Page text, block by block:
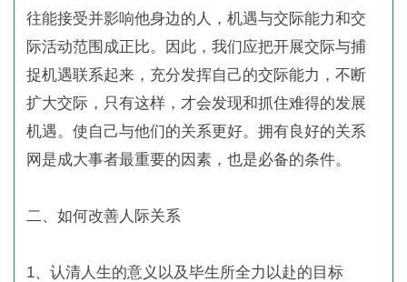
往能接受并影响他身边的人，机遇与交际能力和交
际活动范围成正比。因此，我们应把开展交际与捕
捉机遇联系起来，充分发挥自己的交际能力，不断
扩大交际，只有这样，才会发现和抓住难得的发展
机遇。使自己与他们的关系更好。拥有良好的关系
网是成大事者最重要的因素，也是必备的条件。
二、如何改善人际关系
1、认清人生的意义以及毕生所全力以赴的目标